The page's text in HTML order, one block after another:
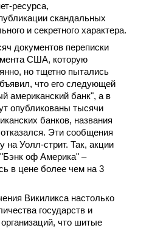
ресурса,
скандальных
и секретного характера.
документов переписки
США, которую
но тщетно пытались
что его следующей
американский банк", а в
опубликованы тысячи
банков, названия
Эти сообщения
на Уолл-стрит. Так, акции
оф Америка" –
в цене более чем на 3
Викиликса настолько
государств и
что шитые